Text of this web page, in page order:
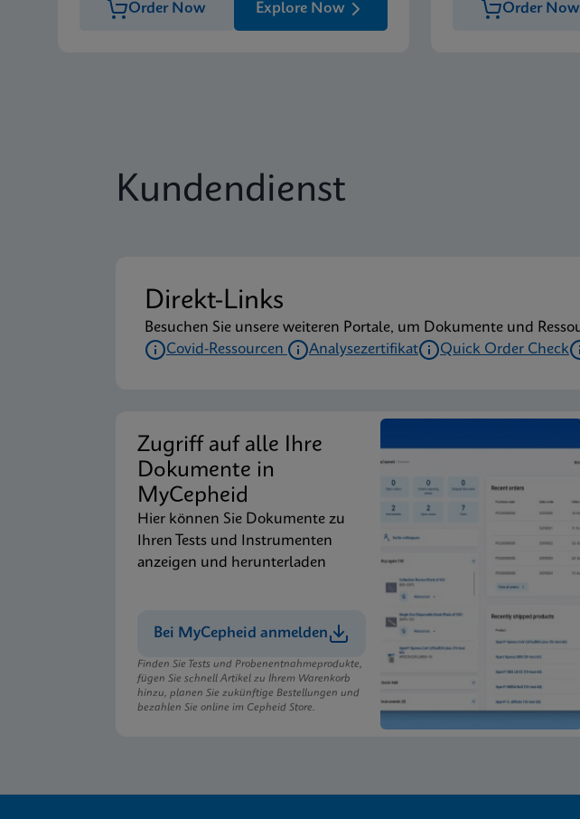
Order Now Explore Now Order Now
Kundendienst
Direkt-Links
Besuchen Sie unsere weiteren Portale, um Dokumente und
Covid-Ressourcen
Analysezertifikat Quick Order Check
Zugriff auf alle Ihre
Dokumente in
MyCepheid
Hier können Sie Dokumente zu
Ihren Tests und Instrumenten
anzeigen und herunterladen
Bei MyCepheid anmelden
Finden Sie Tests und Probenentnahmeprodukte,
fügen Sie schnell Artikel zu Ihrem Warenkorb
hinzu, planen Sie zukünftige Bestellungen und
bezahlen Sie online im Cepheid Store.